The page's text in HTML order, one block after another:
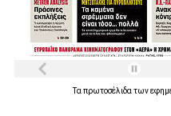
Τα πρωτοσέλιδα των